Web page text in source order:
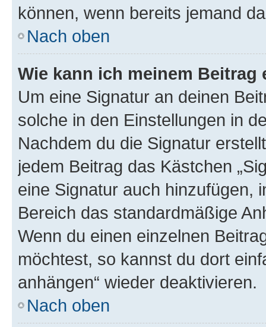
können, wenn bereits jemand
Nach oben
Wie kann ich meinem
Um eine Signatur an deinen
solche in den Einstellungen in
Nachdem du die Signatur
jedem Beitrag das Kästchen
eine Signatur auch hinzufügen,
Bereich das standardmäßige
Wenn du einen einzelnen
möchtest, so kannst du dort
anhängen“ wieder deaktivieren.
Nach oben